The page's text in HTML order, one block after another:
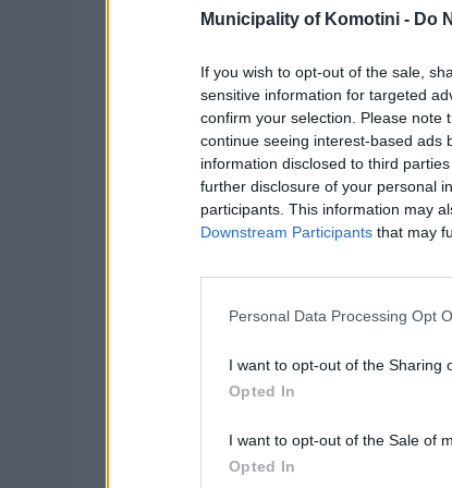
Municipality of Komotini - Do
If you wish to opt-out of the sale,
sensitive information for targeted
confirm your selection. Please note
continue seeing interest-based ads
information disclosed to third
further disclosure of your personal
participants. This information may
Downstream Participants that may
Personal Data Processing Opt
I want to opt-out of the Sharing
Opted In
I want to opt-out of the Sale of
Opted In
Τροποποίηση ή
αφορά την
Δημοτικών
οικονομικού
και το
Όργανο /
Εξειδίκευση